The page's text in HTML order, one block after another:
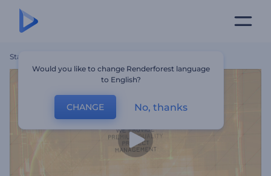
Startseite
Would you like to change Renderforest language
to English?
CHANGE No, thanks